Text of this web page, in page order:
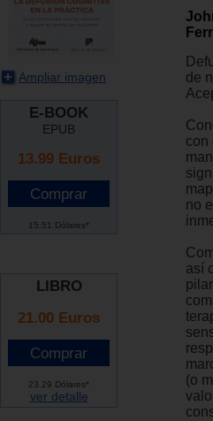
Ampliar imagen
E-BOOK
EPUB
13.99 Euros
15.51 Dólares*
LIBRO
21.00 Euros
23.29 Dólares*
ver detalle
de
con
no
así
(o